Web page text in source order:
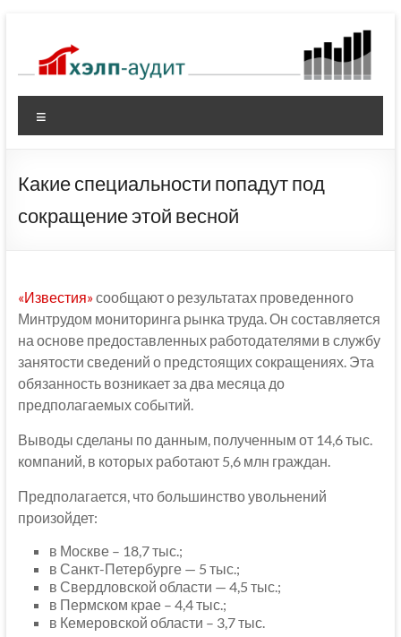
содержимому
Какие специальности попадут под
сокращение этой весной
«Известия»сообщают о результатах проведенного
Минтрудом мониторинга рынка труда. Он составляется
на основе предоставленных работодателями в службу
занятости сведений о предстоящих сокращениях. Эта
обязанность возникает за два месяца до
предполагаемых событий.
Выводы сделаны по данным, полученным от 14,6 тыс.
компаний, в которых работают 5,6 млн граждан.
Предполагается, что большинство увольнений
произойдет:
в Москве – 18,7 тыс.;
в Санкт-Петербурге — 5 тыс.;
в Свердловской области — 4,5 тыс.;
в Пермском крае – 4,4 тыс.;
в Кемеровской области – 3,7 тыс.